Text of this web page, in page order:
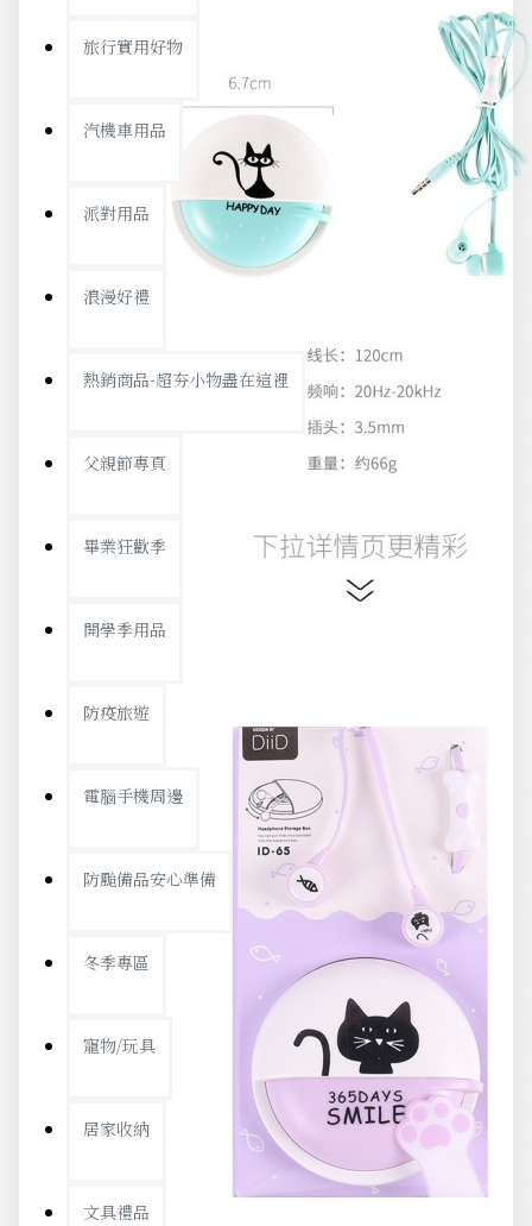
旅行實用好物
汽機車用品
派對用品
浪漫好禮
熱銷商品-超夯小物盡在這裡
父親節專頁
畢業狂歡季
開學季用品
防疫旅遊
電腦手機周邊
防颱備品安心準備
冬季專區
寵物/玩具
居家收納
文具禮品